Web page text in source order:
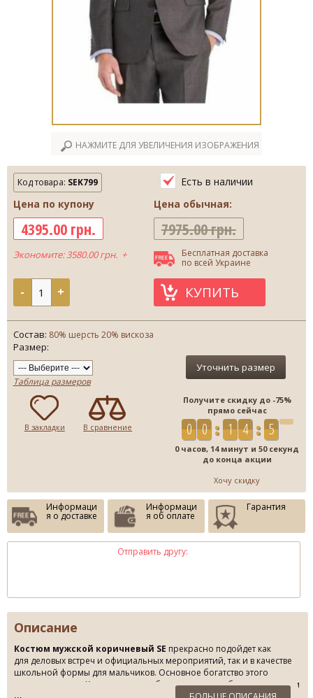
НАЖМИТЕ ДЛЯ УВЕЛИЧЕНИЯ ИЗОБРАЖЕНИЯ
Код товара: SEK799
Есть в наличии
Цена по купону
4395.00 грн.
Экономите: 3580.00 грн. +
Цена обычная:
7975.00 грн.
Бесплатная доставка
по всей Украине
- + КУПИТЬ
Состав: 80% шерсть 20% вискоза
Размер:
Таблица размеров
Уточнить размер
Получите скидку до -75%
прямо сейчас
0 0 1 4 5 0
0 часов, 14 минут и 50 секунд
до конца акции
Хочу скидку
В закладки В сравнение
Информаци
я о доставке
Информаци
я об оплате
Гарантия
Отправить другу:
Описание
Костюм мужской коричневый SE прекрасно подойдет как
для деловых встреч и официальных мероприятий, так и в качестве
школьной формы для мальчиков. Основное богатство этого
костюма – ткань. Как известно, любое изделие, особенно в деловом